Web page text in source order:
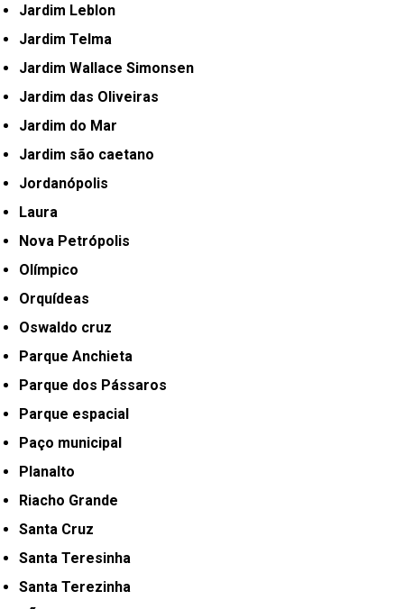
Jardim Leblon
Jardim Telma
Jardim Wallace Simonsen
Jardim das Oliveiras
Jardim do Mar
Jardim são caetano
Jordanópolis
Laura
Nova Petrópolis
Olímpico
Orquídeas
Oswaldo cruz
Parque Anchieta
Parque dos Pássaros
Parque espacial
Paço municipal
Planalto
Riacho Grande
Santa Cruz
Santa Teresinha
Santa Terezinha